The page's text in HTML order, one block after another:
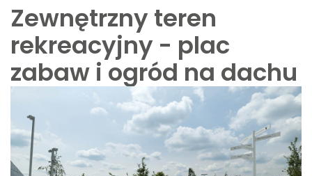
Zewnętrzny teren
rekreacyjny - plac
zabaw i ogród na dachu